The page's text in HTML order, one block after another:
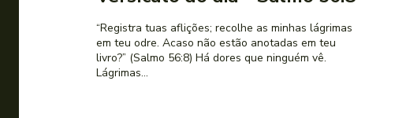
“Registra tuas aflições; recolhe as minhas lágrimas
em teu odre. Acaso não estão anotadas em teu
livro?” (Salmo 56:8) Há dores que ninguém vê.
Lágrimas...